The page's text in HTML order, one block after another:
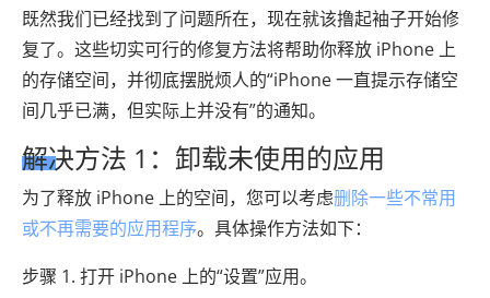
既然我们已经找到了问题所在，现在就该撸起袖子开始修
复了。这些切实可行的修复方法将帮助你释放 iPhone 上
的存储空间，并彻底摆脱烦人的“iPhone 一直提示存储空
间几乎已满，但实际上并没有”的通知。
解决方法 1：卸载未使用的应用
为了释放 iPhone 上的空间，您可以考虑删除一些不常用
或不再需要的应用程序。具体操作方法如下：
步骤 1. 打开 iPhone 上的“设置”应用。